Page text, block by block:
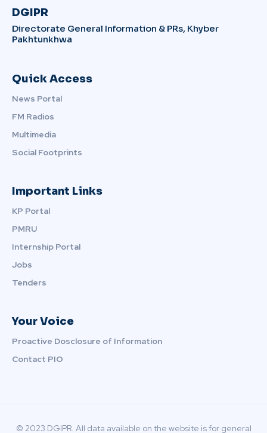
DGIPR
Directorate General Information & PRs, Khyber
Pakhtunkhwa
Quick Access
News Portal
FM Radios
Multimedia
Social Footprints
Important Links
KP Portal
PMRU
Internship Portal
Jobs
Tenders
Your Voice
Proactive Dosclosure of Information
Contact PIO
© 2023 DGIPR. All data available on the website is for general